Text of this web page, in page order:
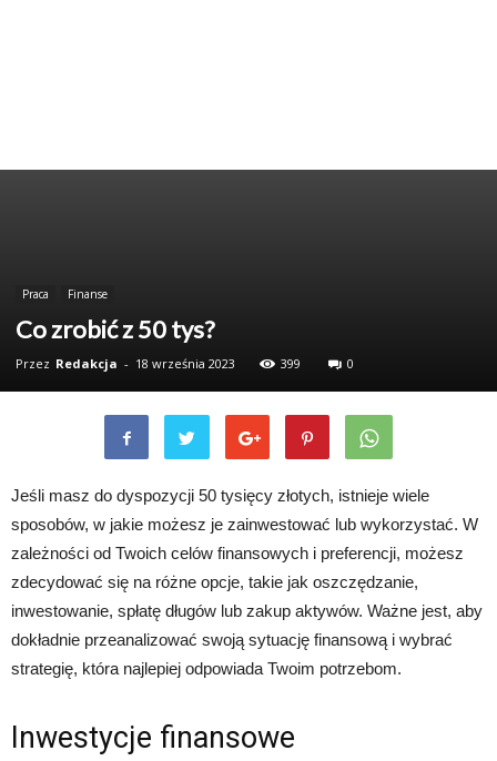
Praca Finanse
Co zrobić z 50 tys?
Przez Redakcja - 18 września 2023 399 0
Jeśli masz do dyspozycji 50 tysięcy złotych, istnieje wiele
sposobów, w jakie możesz je zainwestować lub wykorzystać. W
zależności od Twoich celów finansowych i preferencji, możesz
zdecydować się na różne opcje, takie jak oszczędzanie,
inwestowanie, spłatę długów lub zakup aktywów. Ważne jest, aby
dokładnie przeanalizować swoją sytuację finansową i wybrać
strategię, która najlepiej odpowiada Twoim potrzebom.
Inwestycje finansowe